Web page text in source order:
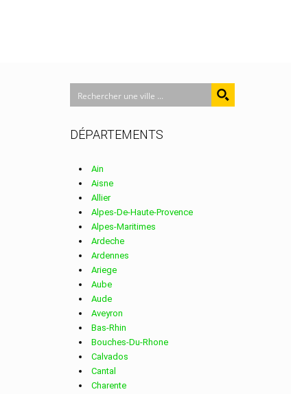
DÉPARTEMENTS
Ain
Aisne
Allier
Alpes-De-Haute-Provence
Alpes-Maritimes
Ardeche
Ardennes
Ariege
Aube
Aude
Aveyron
Bas-Rhin
Bouches-Du-Rhone
Calvados
Cantal
Charente